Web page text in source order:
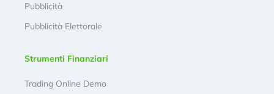
Pubblicità
Pubblicità Elettorale
Strumenti Finanziari
Trading Online Demo